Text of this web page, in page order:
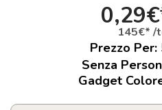
145€* /
Prezzo Per:
Senza
Gadget